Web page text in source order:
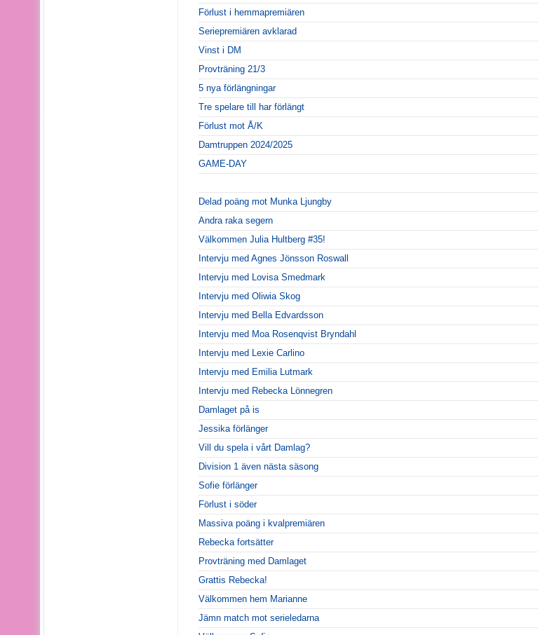
Förlust i hemmapremiären
Seriepremiären avklarad
Vinst i DM
Provträning 21/3
5 nya förlängningar
Tre spelare till har förlängt
Förlust mot Å/K
Damtruppen 2024/2025
GAME-DAY
Delad poäng mot Munka Ljungby
Andra raka segern
Välkommen Julia Hultberg #35!
Intervju med Agnes Jönsson Roswall
Intervju med Lovisa Smedmark
Intervju med Oliwia Skog
Intervju med Bella Edvardsson
Intervju med Moa Rosenqvist Bryndahl
Intervju med Lexie Carlino
Intervju med Emilia Lutmark
Intervju med Rebecka Lönnegren
Damlaget på is
Jessika förlänger
Vill du spela i vårt Damlag?
Division 1 även nästa säsong
Sofie förlänger
Förlust i söder
Massiva poäng i kvalpremiären
Rebecka fortsätter
Provträning med Damlaget
Grattis Rebecka!
Välkommen hem Marianne
Jämn match mot serieledarna